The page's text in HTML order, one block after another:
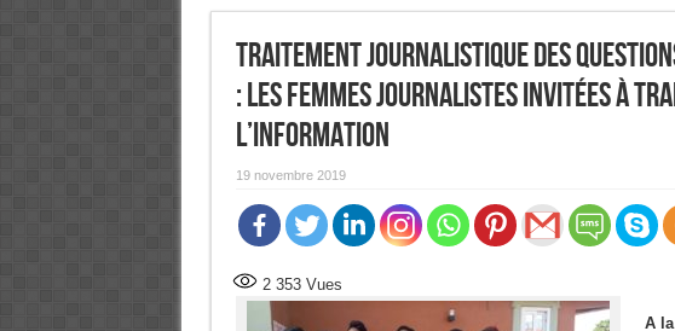
Traitement journalistique des
: Les femmes journalistes invitées à
l’information
19 novembre 2019
2 353Vues
A